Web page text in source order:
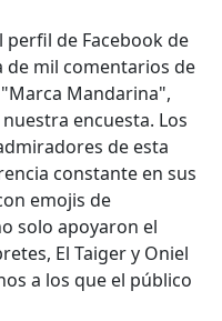
de Facebook de
de mil comentarios de
Mandarina",
encuesta. Los
de esta
constante en sus
emojis de
solo apoyaron el
El Taiger y Oniel
a los que el público